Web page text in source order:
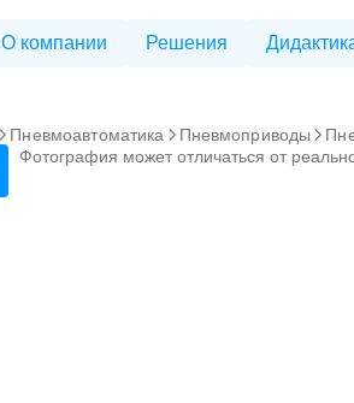
О компании Решения
Пневмоавтоматика Пневмоприводы
Фотография может отличаться от